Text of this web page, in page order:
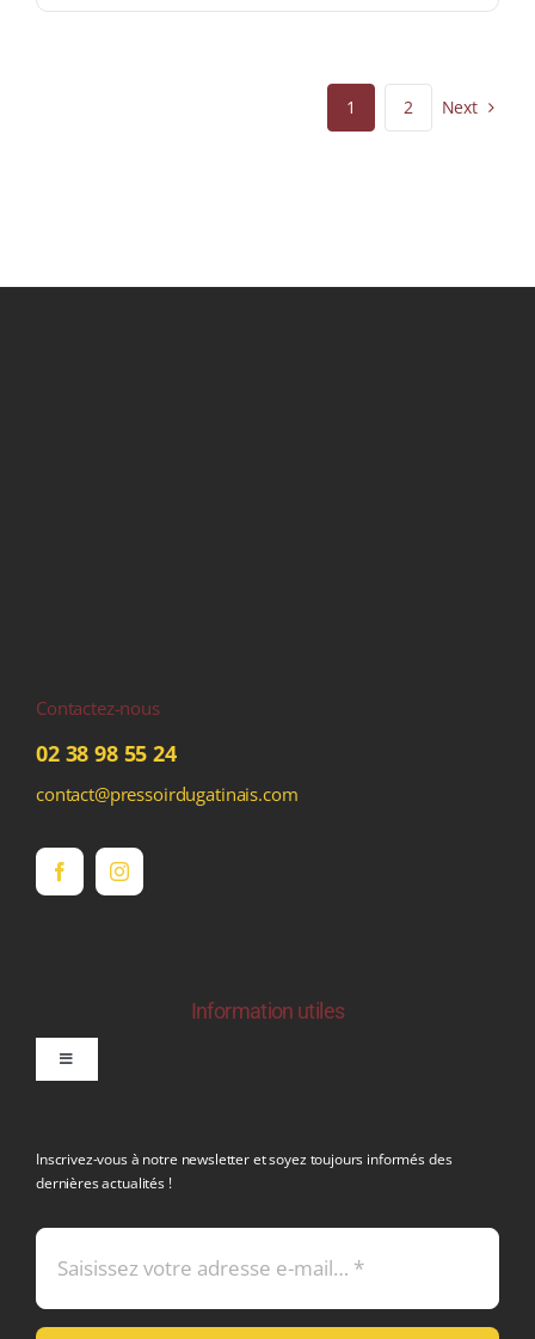
1 2 Next
Contactez-nous
02 38 98 55 24
contact@pressoirdugatinais.com
Information utiles
Toggle
Mentions légales
Inscrivez-vous à notre newsletter et soyez toujours informés des
dernières actualités !